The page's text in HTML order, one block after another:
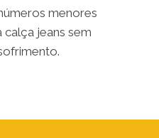
menores
calça jeans sem